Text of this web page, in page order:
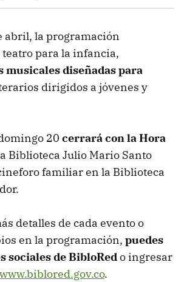
abril, la programación
para la infancia,
musicales diseñadas para
dirigidos a jóvenes y
20 cerrará con la Hora
Biblioteca Julio Mario Santo
familiar en la Biblioteca
detalles de cada evento o
en la programación, puedes
sociales de BibloRedo ingresar
www.biblored.gov.co.